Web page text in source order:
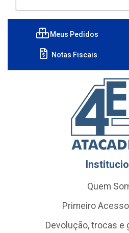
Meus Pedidos
Notas Fiscais
Quem
Primeiro
Devolução, trocas e